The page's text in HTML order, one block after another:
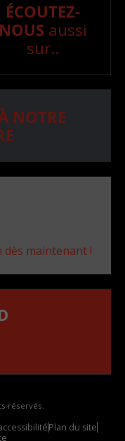
ÉCOUTEZ-
NOUS aussi
sur..
NOTRE
maintenant !
réservés.
Plan du site